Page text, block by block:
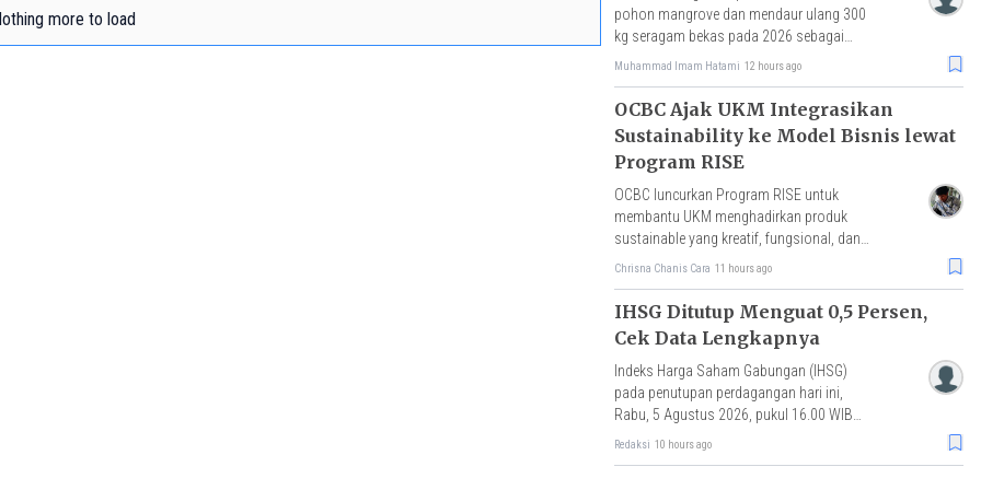
more to load
pohon mangrove dan mendaur ulang 300
kg seragam bekas pada 2026 sebagai
bagian dari komitmen sustainability.
Muhammad Imam Hatami 12 hours ago
OCBC Ajak UKM Integrasikan
Sustainability ke Model Bisnis lewat
Program RISE
OCBC luncurkan Program RISE untuk
membantu UKM menghadirkan produk
sustainable yang kreatif, fungsional, dan
bernilai ekonomi. Implementasi riil
Chrisna Chanis Cara 11 hours ago
IHSG Ditutup Menguat 0,5 Persen,
Cek Data Lengkapnya
Indeks Harga Saham Gabungan (IHSG)
pada penutupan perdagangan hari ini,
Rabu, 5 Agustus 2026, pukul 16.00 WIB
ditutup naik 0.50% atau menguat 31,62
Redaksi 10 hours ago